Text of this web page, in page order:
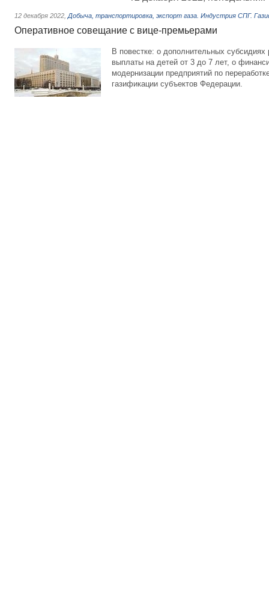
12 декабря 2022 Добыча, транспортировка, экспорт газа. Индустрия СПГ.
Оперативное совещание с вице-премьерами
В повестке: о дополнительных
выплаты на детей от 3 до 7 лет, о
модернизации предприятий по
газификации субъектов Федерации.